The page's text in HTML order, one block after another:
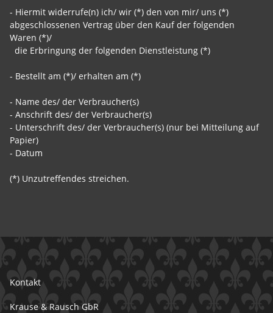
- Hiermit widerrufe(n) ich/ wir (*) den von mir/ uns (*)
abgeschlossenen Vertrag über den Kauf der folgenden
Waren (*)/
die Erbringung der folgenden Dienstleistung (*)
- Bestellt am (*)/ erhalten am (*)
- Name des/ der Verbraucher(s)
- Anschrift des/ der Verbraucher(s)
- Unterschrift des/ der Verbraucher(s) (nur bei Mitteilung auf
Papier)
- Datum
(*) Unzutreffendes streichen.
Kontakt
Krause & Rausch GbR